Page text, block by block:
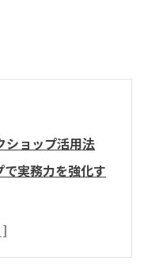
ショップ活用法
実務力を強化す
型ワークショッ